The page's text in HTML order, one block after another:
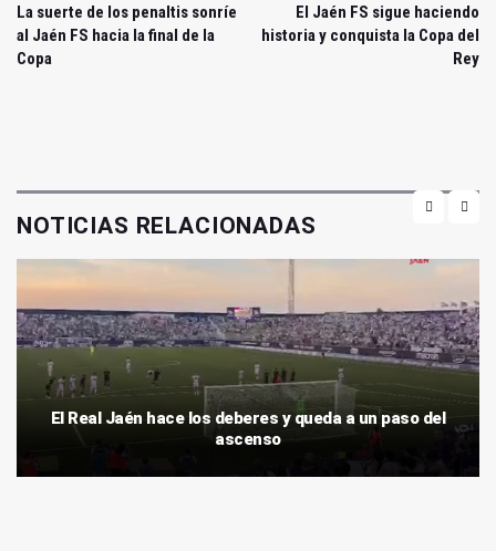
La suerte de los penaltis sonríe
al Jaén FS hacia la final de la
Copa
El Jaén FS sigue haciendo
historia y conquista la Copa del
Rey
NOTICIAS RELACIONADAS
El Real Jaén hace los deberes y queda a un paso del
ascenso